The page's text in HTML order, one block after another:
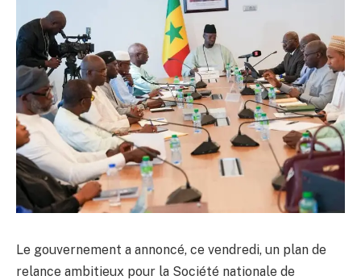
Le gouvernement a annoncé, ce vendredi, un plan de
relance ambitieux pour la Société nationale de